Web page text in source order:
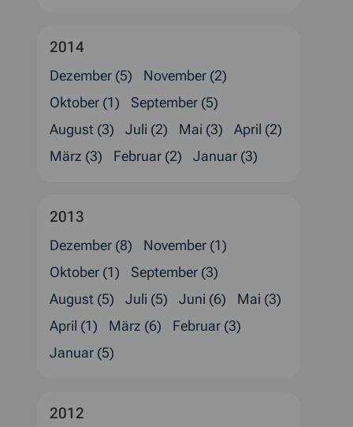
2014
Dezember (5)
November (2)
Oktober (1)
September (5)
August (3)
Juli (2) Mai (3)
April (2)
März (3)
Februar (2) Januar (3)
2013
Dezember (8)
November (1)
Oktober (1)
September (3)
August (5)
Juli (5) Juni (6)
Mai (3)
April (1)
März (6)
Februar (3)
Januar (5)
2012